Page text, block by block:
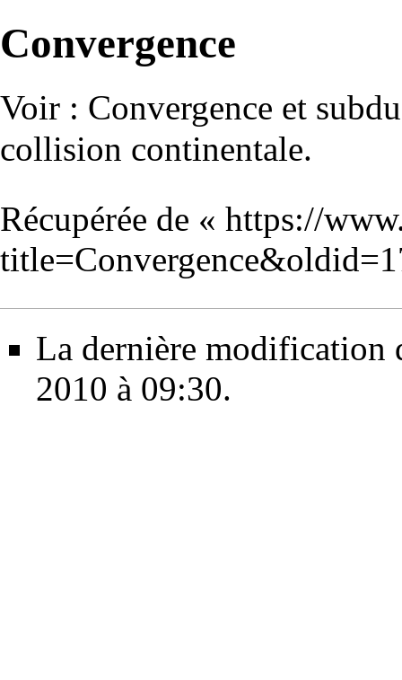
Convergence
Voir : Convergence et
collision continentale.
Récupérée de « https://
La dernière modification
2010 à 09:30.